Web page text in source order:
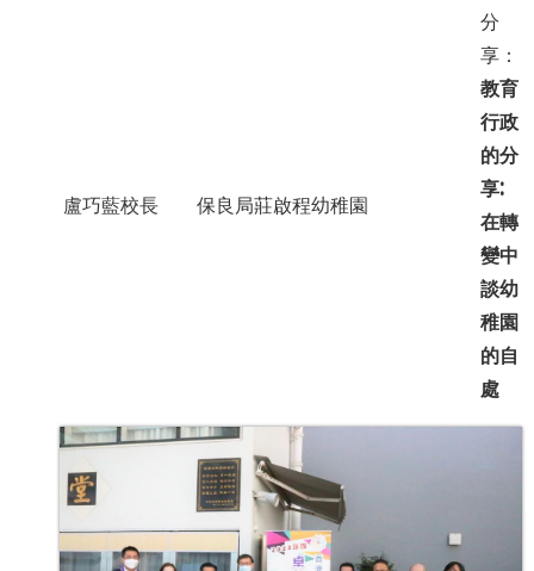
盧巧藍校長 保良局莊啟程幼稚園
分
享：
教育
行政
的分
享:
在轉
變中
談幼
稚園
的自
處